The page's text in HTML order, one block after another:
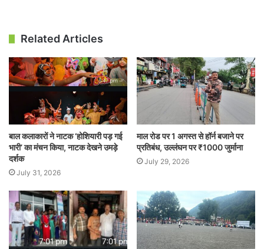
Related Articles
बाल कलाकारों ने नाटक ‘होशियारी पड़ गई
भारी’ का मंचन किया, नाटक देखने उमड़े
दर्शक
July 31, 2026
माल रोड पर 1 अगस्त से हॉर्न बजाने पर
प्रतिबंध, उल्लंघन पर ₹1000 जुर्माना
July 29, 2026